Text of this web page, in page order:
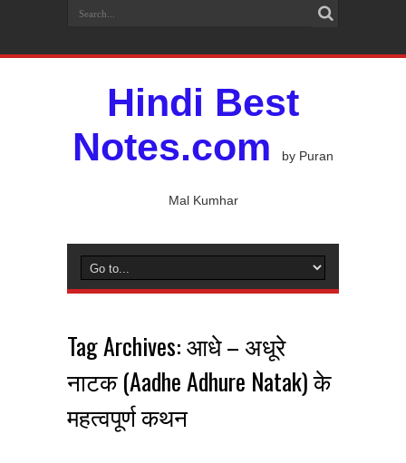
Hindi Best
Notes.com
by Puran
Mal Kumhar
Tag Archives:आधे – अधूरे
नाटक (Aadhe Adhure Natak) के
महत्वपूर्ण कथन